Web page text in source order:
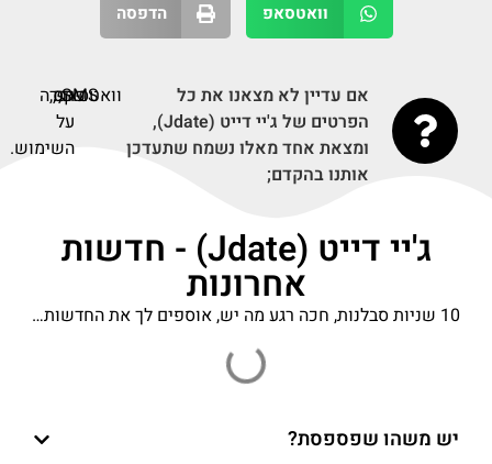
וואטסאפ הדפסה
אם עדיין לא מצאנו את כל
הפרטים של ג'יי דייט (Jdate),
ומצאת אחד מאלו נשמח שתעדכן
אותנו בהקדם;
וואטסאפ,
SMS,
פקס,
תודה
על
השימוש.
ג'יי דייט (Jdate) - חדשות
אחרונות
10 שניות סבלנות, חכה רגע מה יש, אוספים לך את החדשות…
יש משהו שפספסת?